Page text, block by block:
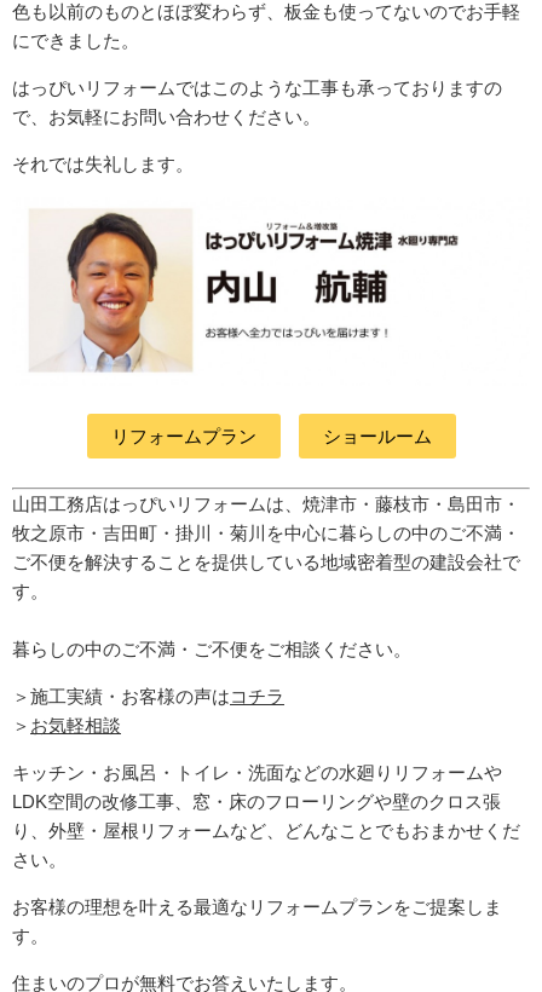
色も以前のものとほぼ変わらず、板金も使ってないのでお手軽
にできました。
はっぴいリフォームではこのような工事も承っておりますの
で、お気軽にお問い合わせください。
それでは失礼します。
リフォームプラン ショールーム
山田工務店はっぴいリフォームは、焼津市・藤枝市・島田市・
牧之原市・吉田町 ・掛川・菊川 を中心に暮らしの中のご不満・
ご不便を解決することを提供している地域密着型の建設会社で
す。
暮らしの中のご不満・ご不便をご相談ください。
＞施工実績・お客様の声はコチラ
＞ お気軽相談
キッチン・お風呂・トイレ・洗面などの水廻りリフォームや
LDK空間の改修工事、窓・床のフローリングや壁のクロス張
り、外壁・屋根リフォームなど、どんなことでもおまかせくだ
さい。
お客様の理想を叶える最適なリフォームプランをご提案しま
す。
住まいのプロが無料でお答えいたします。